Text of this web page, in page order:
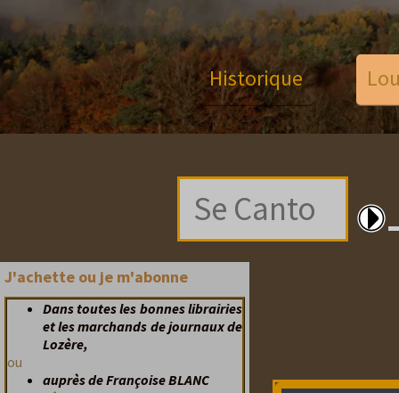
Historique
J'achette ou je m'abonne
Dans toutes les bonnes librairies
et les marchands de journaux de
Lozère,
ou
auprès de Françoise BLANC
Se Canto